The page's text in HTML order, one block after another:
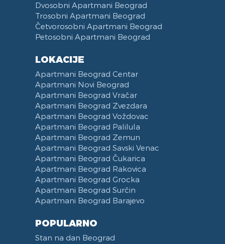
Dvosobni Apartmani Beograd
Trosobni Apartmani Beograd
Četvorosobni Apartmani Beograd
Petosobni Apartmani Beograd
LOKACIJE
Apartmani Beograd Centar
Apartmani Novi Beograd
Apartmani Beograd Vračar
Apartmani Beograd Zvezdara
Apartmani Beograd Voždovac
Apartmani Beograd Palilula
Apartmani Beograd Zemun
Apartmani Beograd Savski Venac
Apartmani Beograd Čukarica
Apartmani Beograd Rakovica
Apartmani Beograd Grocka
Apartmani Beograd Surčin
Apartmani Beograd Barajevo
POPULARNO
Stan na dan Beograd